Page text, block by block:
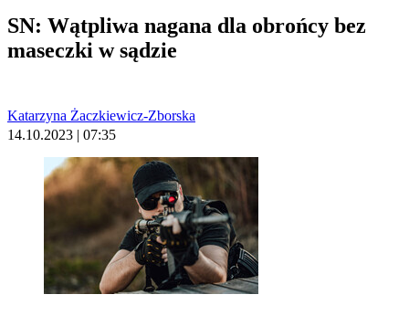
SN: Wątpliwa nagana dla obrońcy bez
maseczki w sądzie
Katarzyna Żaczkiewicz-Zborska
14.10.2023 | 07:35